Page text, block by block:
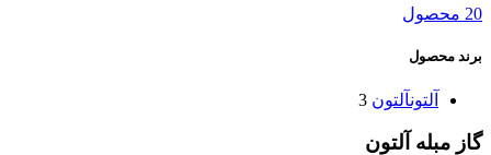
20 محصول
برند محصول
آلتونآلتون 3
گاز مبله آلتون